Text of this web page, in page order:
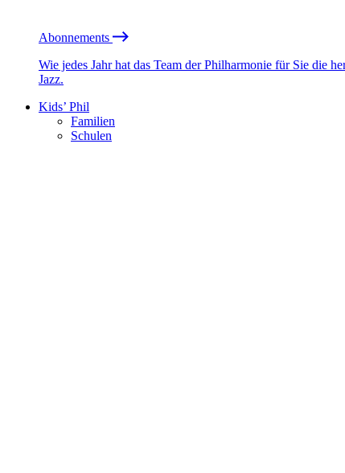
Abonnements
Wie jedes Jahr hat das Team der Philharmonie für Sie die
Jazz.
Kids’ Phil
Familien
Schulen